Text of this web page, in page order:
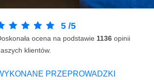
5 /5
ocena na podstawie 1136 opinii
klientów.
PRZEPROWADZKI